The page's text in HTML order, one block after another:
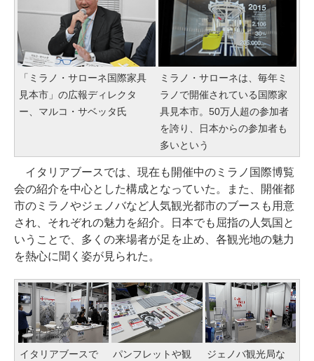
「ミラノ・サローネ国際家具
見本市」の広報ディレクタ
ー、マルコ・サベッタ氏
ミラノ・サローネは、毎年ミ
ラノで開催されている国際家
具見本市。50万人超の参加者
を誇り、日本からの参加者も
多いという
イタリアブースでは、現在も開催中のミラノ国際博覧
会の紹介を中心とした構成となっていた。また、開催都
市のミラノやジェノバなど人気観光都市のブースも用意
され、それぞれの魅力を紹介。日本でも屈指の人気国と
いうことで、多くの来場者が足を止め、各観光地の魅力
を熱心に聞く姿が見られた。
イタリアブースで
パンフレットや観
ジェノバ観光局な